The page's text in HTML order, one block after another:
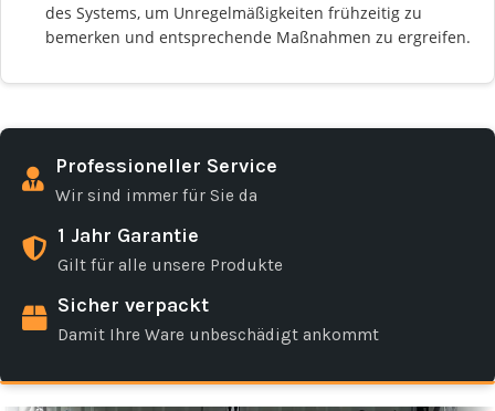
des Systems, um Unregelmäßigkeiten frühzeitig zu
bemerken und entsprechende Maßnahmen zu ergreifen.
Professioneller Service
Wir sind immer für Sie da
1 Jahr Garantie
Gilt für alle unsere Produkte
Sicher verpackt
Damit Ihre Ware unbeschädigt ankommt